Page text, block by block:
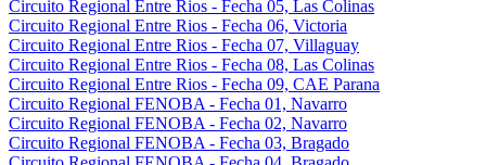
Circuito Regional Entre Rios - Fecha 05, Las Colinas
Circuito Regional Entre Rios - Fecha 06, Victoria
Circuito Regional Entre Rios - Fecha 07, Villaguay
Circuito Regional Entre Rios - Fecha 08, Las Colinas
Circuito Regional Entre Rios - Fecha 09, CAE Parana
Circuito Regional FENOBA - Fecha 01, Navarro
Circuito Regional FENOBA - Fecha 02, Navarro
Circuito Regional FENOBA - Fecha 03, Bragado